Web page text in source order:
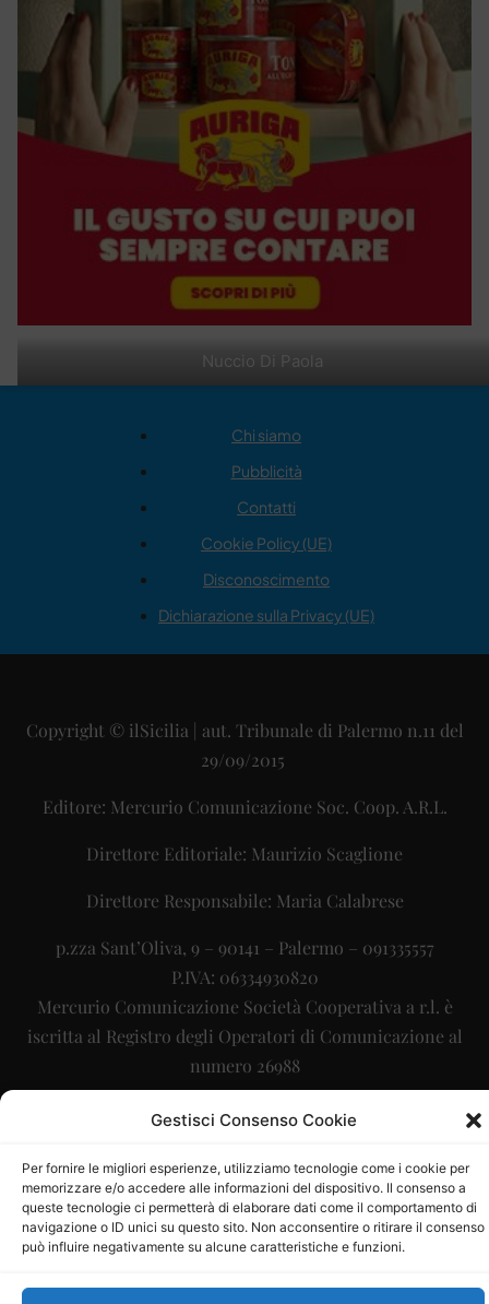
Gestisci Consenso Cookie
Per fornire le migliori esperienze, utilizziamo tecnologie come i cookie per
memorizzare e/o accedere alle informazioni del dispositivo. Il consenso a
queste tecnologie ci permetterà di elaborare dati come il comportamento di
navigazione o ID unici su questo sito. Non acconsentire o ritirare il consenso
può influire negativamente su alcune caratteristiche e funzioni.
Nuccio Di Paola
Chi siamo
Pubblicità
Contatti
Cookie Policy (UE)
Disconoscimento
Dichiarazione sulla Privacy (UE)
Copyright © ilSicilia | aut. Tribunale di Palermo n.11 del
29/09/2015
Editore: Mercurio Comunicazione Soc. Coop. A.R.L.
Direttore Editoriale: Maurizio Scaglione
Direttore Responsabile: Maria Calabrese
p.zza Sant’Oliva, 9 – 90141 – Palermo – 091335557
P.IVA: 06334930820
Mercurio Comunicazione Società Cooperativa a r.l. è
iscritta al Registro degli Operatori di Comunicazione al
numero 26988
Sito gestito daLa Digitale srl– info@ladigitale.it